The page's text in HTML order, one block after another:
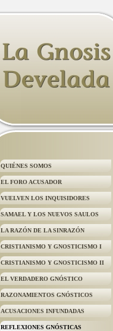
QUIÉNES SOMOS
EL FORO ACUSADOR
VUELVEN LOS INQUISIDORES
SAMAEL Y LOS NUEVOS SAULOS
LA RAZÓN DE LA SINRAZÓN
CRISTIANISMO Y GNOSTICISMO I
CRISTIANISMO Y GNOSTICISMO II
EL VERDADERO GNÓSTICO
RAZONAMIENTOS GNÓSTICOS
ACUSACIONES INFUNDADAS
REFLEXIONES GNÓSTICAS